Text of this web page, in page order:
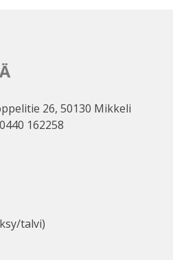
26, 50130 Mikkeli
162258
talvi)